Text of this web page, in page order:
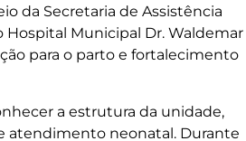
da Secretaria de Assistência
Hospital Municipal Dr. Waldemar
para o parto e fortalecimento
a estrutura da unidade,
atendimento neonatal. Durante